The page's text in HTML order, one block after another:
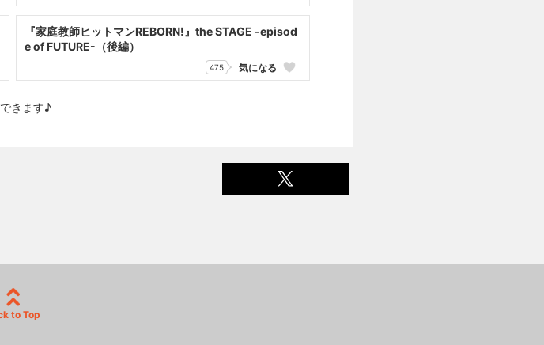
『家庭教師ヒットマンREBORN!』the STAGE -episod
e of FUTURE-（後編）
475 気になる
きます♪
to Top